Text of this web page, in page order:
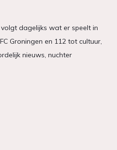
dagelijks wat er speelt in
Groningen en 112 tot cultuur,
nieuws, nuchter